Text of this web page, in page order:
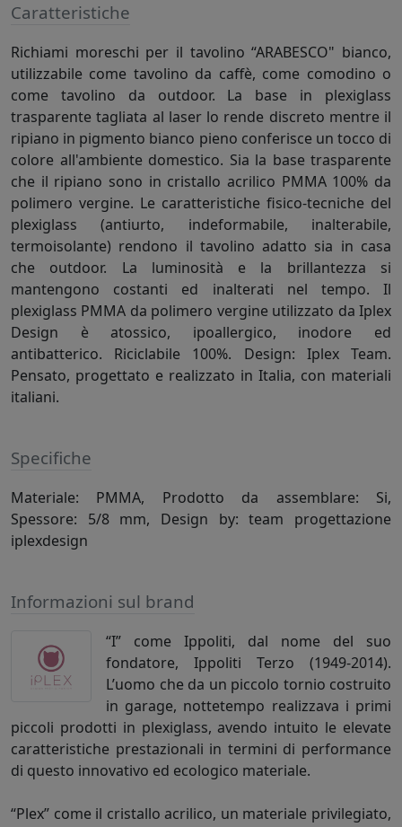
Caratteristiche
Richiami moreschi per il tavolino “ARABESCO" bianco,
utilizzabile come tavolino da caffè, come comodino o
come tavolino da outdoor. La base in plexiglass
trasparente tagliata al laser lo rende discreto mentre il
ripiano in pigmento bianco pieno conferisce un tocco di
colore all'ambiente domestico. Sia la base trasparente
che il ripiano sono in cristallo acrilico PMMA 100% da
polimero vergine. Le caratteristiche fisico-tecniche del
plexiglass (antiurto, indeformabile, inalterabile,
termoisolante) rendono il tavolino adatto sia in casa
che outdoor. La luminosità e la brillantezza si
mantengono costanti ed inalterati nel tempo. Il
plexiglass PMMA da polimero vergine utilizzato da Iplex
Design è atossico, ipoallergico, inodore ed
antibatterico. Riciclabile 100%. Design: Iplex Team.
Pensato, progettato e realizzato in Italia, con materiali
italiani.
Specifiche
Materiale: PMMA, Prodotto da assemblare: Si,
Spessore: 5/8 mm, Design by: team progettazione
iplexdesign
Informazioni sul brand
“I” come Ippoliti, dal nome del suo
fondatore, Ippoliti Terzo (1949-2014).
L’uomo che da un piccolo tornio costruito
in garage, nottetempo realizzava i primi
piccoli prodotti in plexiglass, avendo intuito le elevate
caratteristiche prestazionali in termini di performance
di questo innovativo ed ecologico materiale.
“Plex” come il cristallo acrilico, un materiale privilegiato,